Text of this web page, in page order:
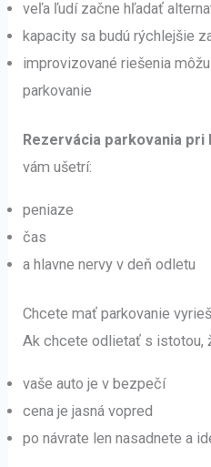
veľa ľudí začne hľadať
kapacity sa budú rýchlejšie
improvizované riešenia
parkovanie
Rezervácia parkovania
vám ušetrí:
peniaze
čas
a hlavne nervy v deň odletu
Chcete mať parkovanie
Ak chcete odlietať s istotou,
vaše auto je v bezpečí
cena je jasná vopred
po návrate len nasadnete a